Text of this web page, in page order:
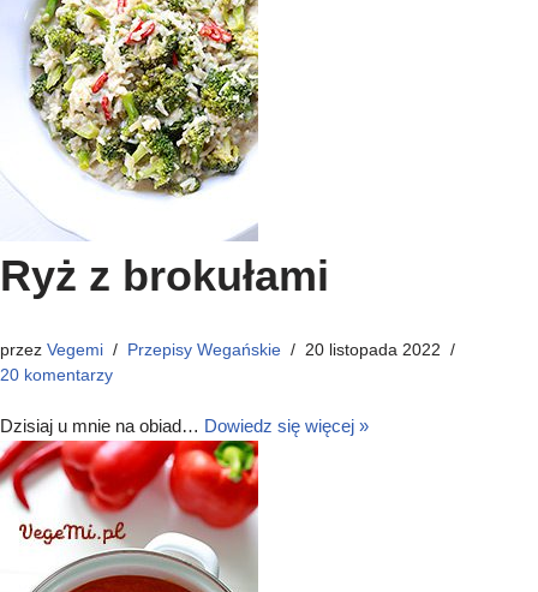
Ryż z brokułami
przez Vegemi Przepisy Wegańskie
20 listopada 2022
20 komentarzy
Dzisiaj u mnie na obiad… Dowiedz się więcej »